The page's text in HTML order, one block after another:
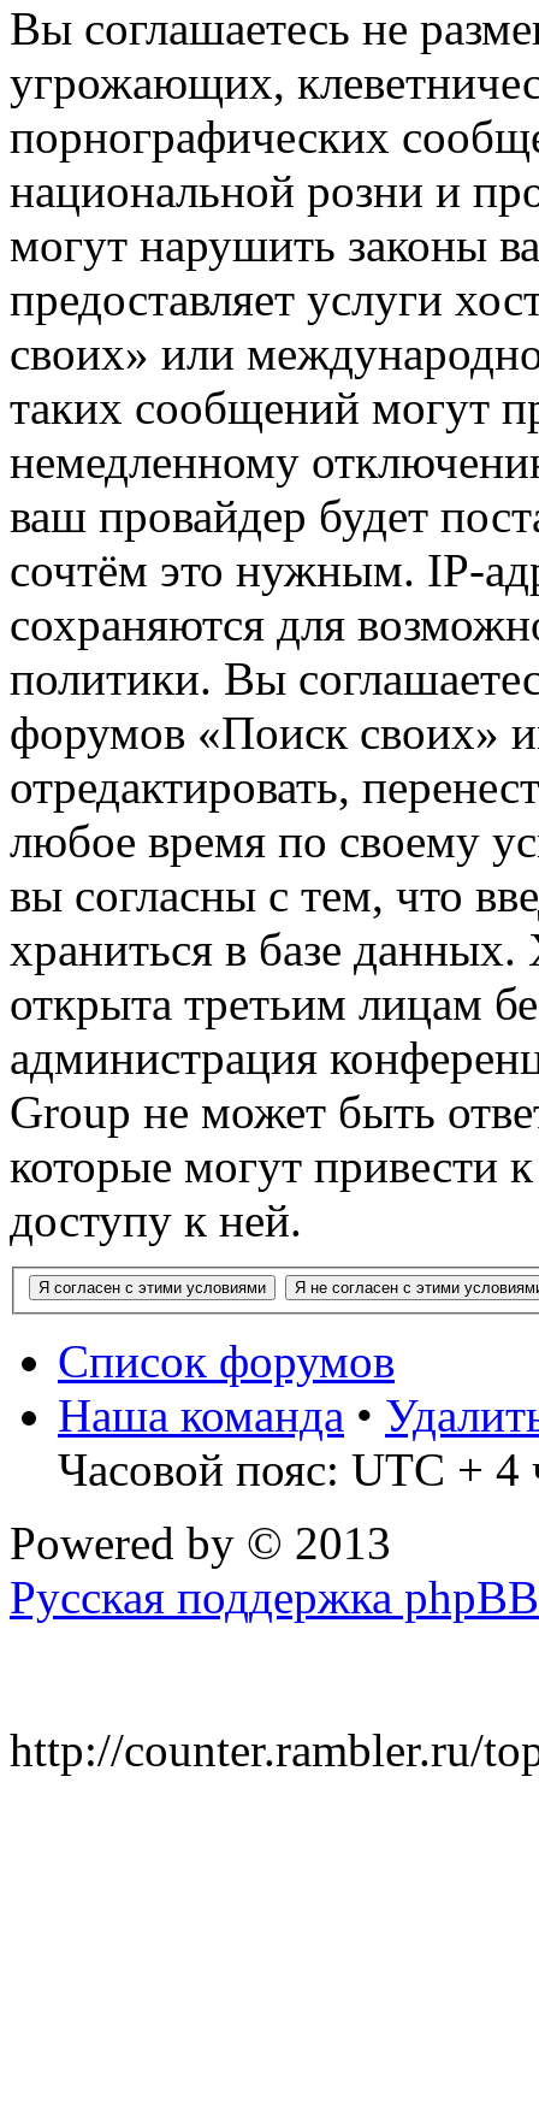
Вы соглашаетесь не
угрожающих,
порнографических
национальной розни и
могут нарушить законы
предоставляет услуги
своих» или
таких сообщений могут
немедленному
ваш провайдер будет
сочтём это нужным. IP-
сохраняются для
политики. Вы
форумов «Поиск своих»
отредактировать,
любое время по своему
вы согласны с тем, что
храниться в базе
открыта третьим лицам
администрация
Group не может быть
которые могут привести
доступу к ней.
Список форумов
Наша команда •
Часовой пояс: UTC + 4
Powered by © 2013
Русская поддержка phpBB
http://counter.rambler.ru/